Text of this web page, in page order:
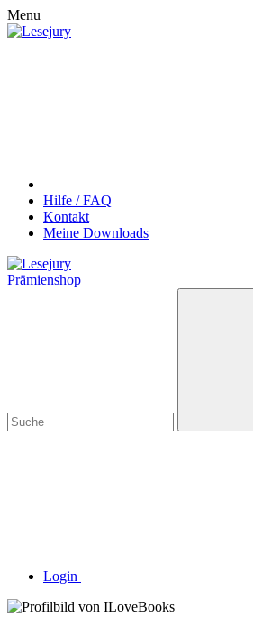
Menu
Hilfe / FAQ
Kontakt
Meine Downloads
Prämienshop
Login